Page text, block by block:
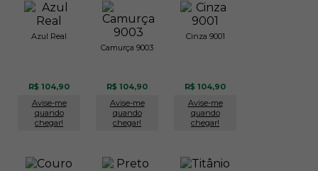
Azul Real
R$ 104,90
Avise-me
quando
chegar!
Camurça 9003
R$ 104,90
Avise-me
quando
chegar!
Cinza 9001
R$ 104,90
Avise-me
quando
chegar!